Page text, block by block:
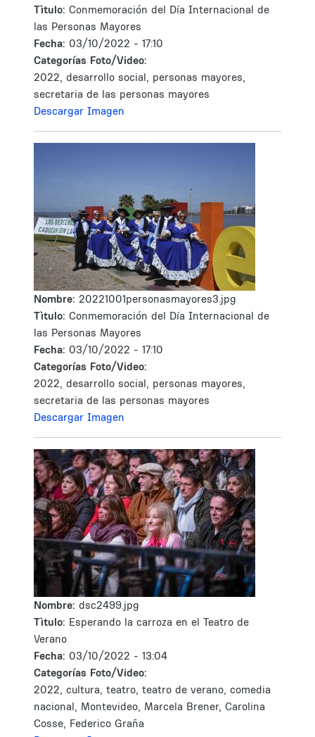
Tìtulo: Conmemoración del Día Internacional de
las Personas Mayores
Fecha: 03/10/2022 - 17:10
Categorías Foto/Video:
2022, desarrollo social, personas mayores,
secretaria de las personas mayores
Descargar Imagen
Nombre: 20221001personasmayores3.jpg
Tìtulo: Conmemoración del Día Internacional de
las Personas Mayores
Fecha: 03/10/2022 - 17:10
Categorías Foto/Video:
2022, desarrollo social, personas mayores,
secretaria de las personas mayores
Descargar Imagen
Nombre: dsc2499.jpg
Tìtulo: Esperando la carroza en el Teatro de
Verano
Fecha: 03/10/2022 - 13:04
Categorías Foto/Video:
2022, cultura, teatro, teatro de verano, comedia
nacional, Montevideo, Marcela Brener, Carolina
Cosse, Federico Graña